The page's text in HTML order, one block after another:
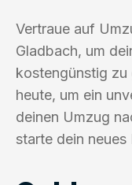
Vertraue auf
Gladbach, um
kostengünstig zu
heute, um ein
deinen Umzug
starte dein